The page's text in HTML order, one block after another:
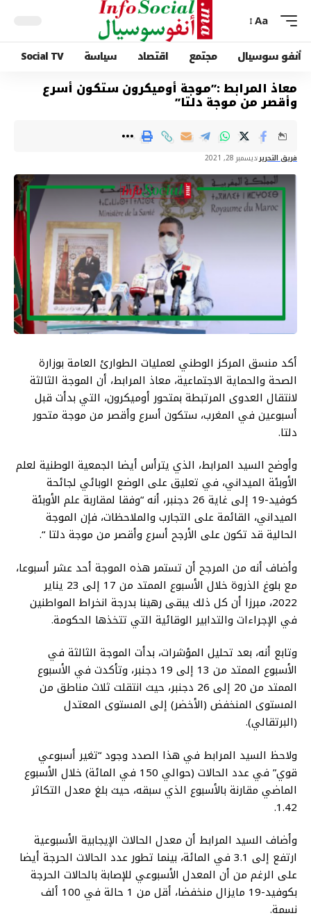
Aa
أنفو سوسيال مجتمع اقتصاد سياسة Social TV
معاذ المرابط :”موجة أوميكرون ستكون أسرع
وأقصر من موجة دلتا”
فريق التحريرديسمبر 28, 2021
أكد منسق المركز الوطني لعمليات الطوارئ العامة بوزارة
الصحة والحماية الاجتماعية، معاذ المرابط، أن الموجة الثالثة
لانتقال العدوى المرتبطة بمتحور أوميكرون، التي بدأت قبل
أسبوعين في المغرب، ستكون أسرع وأقصر من موجة متحور
دلتا.
وأوضح السيد المرابط، الذي يترأس أيضا الجمعية الوطنية لعلم
الأوبئة الميداني، في تعليق على الوضع الوبائي لجائحة
كوفيد-19 إلى غاية 26 دجنبر، أنه “وفقا لمقاربة علم الأوبئة
الميداني، القائمة على التجارب والملاحظات، فإن الموجة
الحالية قد تكون على الأرجح أسرع وأقصر من موجة دلتا “.
وأضاف أنه من المرجح أن تستمر هذه الموجة أحد عشر أسبوعا،
مع بلوغ الذروة خلال الأسبوع الممتد من 17 إلى 23 يناير
2022، مبرزا أن كل ذلك يبقى رهينا بدرجة انخراط المواطنين
في الإجراءات والتدابير الوقائية التي تتخذها الحكومة.
وتابع أنه، بعد تحليل المؤشرات، بدأت الموجة الثالثة في
الأسبوع الممتد من 13 إلى 19 دجنبر، وتأكدت في الأسبوع
الممتد من 20 إلى 26 دجنبر، حيث انتقلت ثلاث مناطق من
المستوى المنخفض (الأخضر) إلى المستوى المعتدل
(البرتقالي).
ولاحظ السيد المرابط في هذا الصدد وجود “تغير أسبوعي
قوي” في عدد الحالات (حوالي 150 في المائة) خلال الأسبوع
الماضي مقارنة بالأسبوع الذي سبقه، حيث بلغ معدل التكاثر
1.42.
وأضاف السيد المرابط أن معدل الحالات الإيجابية الأسبوعية
ارتفع إلى 3.1 في المائة، بينما تطور عدد الحالات الحرجة أيضا
على الرغم من أن المعدل الأسبوعي للإصابة بالحالات الحرجة
بكوفيد-19 مايزال منخفضا، أقل من 1 حالة في 100 ألف
نسمة.